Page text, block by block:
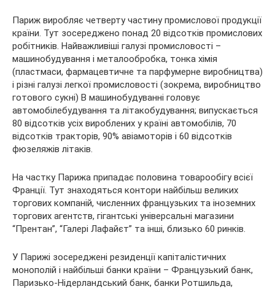
Париж виробляє четверту частину промислової продукції
країни. Тут зосереджено понад 20 відсотків промислових
робітників. Найважливіші галузі промисловості –
машинобудування і металообробка, тонка хімія
(пластмаси, фармацевтичне та парфумерне виробництва)
і різні галузі легкої промисловості (зокрема, виробництво
готового сукні) В машинобудуванні головує
автомобілебудування та літакобудування; випускається
80 відсотків усіх вироблених у країні автомобілів, 70
відсотків тракторів, 90% авіамоторів і 60 відсотків
фюзеляжів літаків.
На частку Парижа припадає половина товарообігу всієї
Франції. Тут знаходяться контори найбільш великих
торгових компаній, численних французьких та іноземних
торгових агентств, гігантські універсальні магазини
“Прентан”, “Галері Лафайєт” та інші, близько 60 ринків.
У Парижі зосереджені резиденції капіталістичних
монополій і найбільші банки країни – Французький банк,
Паризько-Нідерландський банк, банки Ротшильда,